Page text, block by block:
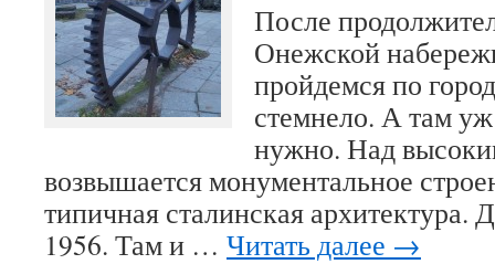
После
Онежской
пройдемся по
стемнело. А там
нужно. Над
возвышается монументальное
типичная сталинская
1956. Там и … Читать далее →